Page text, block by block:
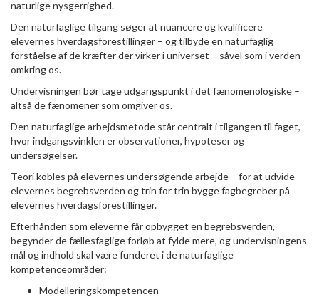
naturlige nysgerrighed.
Den naturfaglige tilgang søger at nuancere og kvalificere
elevernes hverdagsforestillinger – og tilbyde en naturfaglig
forståelse af de kræfter der virker i universet – såvel som i verden
omkring os.
Undervisningen bør tage udgangspunkt i det fænomenologiske –
altså de fænomener som omgiver os.
Den naturfaglige arbejdsmetode står centralt i tilgangen til faget,
hvor indgangsvinklen er observationer, hypoteser og
undersøgelser.
Teori kobles på elevernes undersøgende arbejde – for at udvide
elevernes begrebsverden og trin for trin bygge fagbegreber på
elevernes hverdagsforestillinger.
Efterhånden som eleverne får opbygget en begrebsverden,
begynder de fællesfaglige forløb at fylde mere, og undervisningens
mål og indhold skal være funderet i de naturfaglige
kompetenceområder:
Modelleringskompetencen